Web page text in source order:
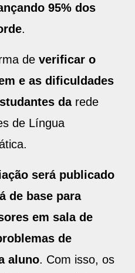
95% dos
.
de verificar o
e as dificuldades
da rede
de Língua
será publicado
de base para
em sala de
de
aluno. Com isso, os